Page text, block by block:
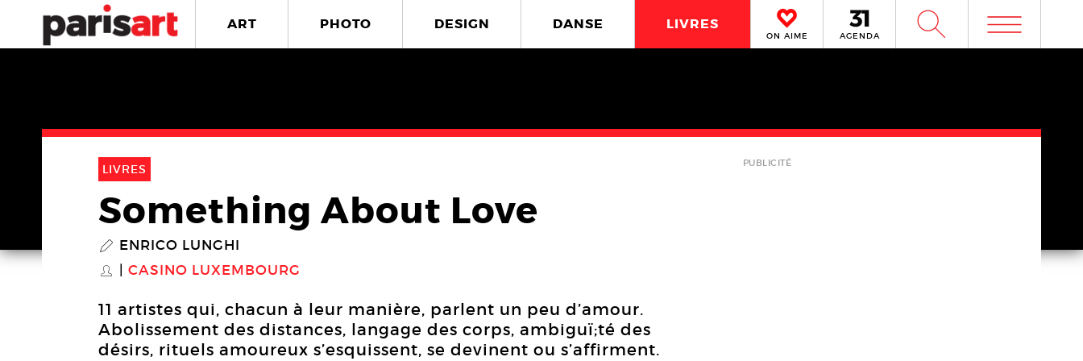
ART PHOTO DESIGN DANSE LIVRES
ON AIME AGENDA W m
LIVRES
Something About Love
P ENRICO LUNGHI
S CASINO LUXEMBOURG
11 artistes qui, chacun à leur manière, parlent un peu d’amour.
Abolissement des distances, langage des corps, ambiguï;té des
désirs, rituels amoureux s’esquissent, se devinent ou s’affirment.
PUBLICITÉ